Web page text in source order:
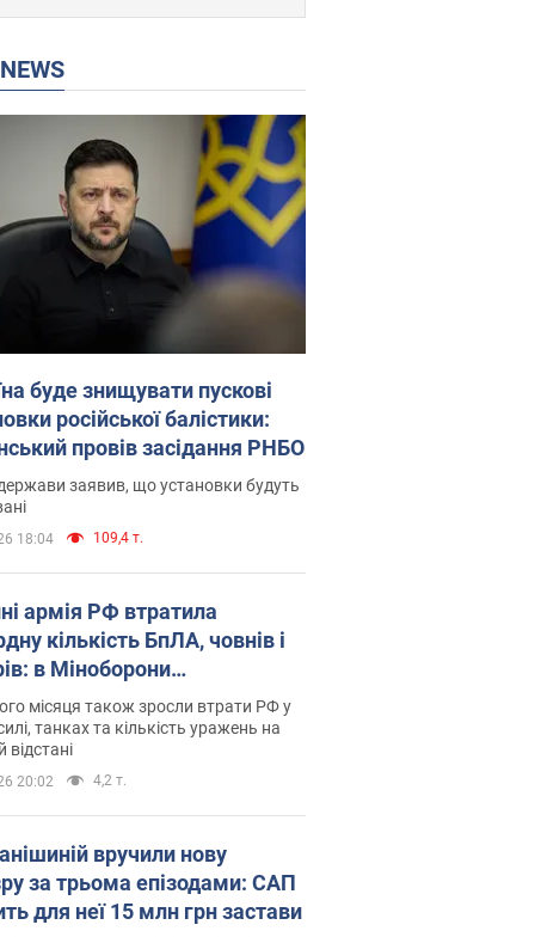
NEWS
буде знищувати пускові
російської балістики:
провів засідання РНБО
заявив, що установки будуть
18:04 109,4 т.
армія РФ втратила
кількість БпЛА, човнів і
в Міноборони
статистику
місяця також зросли втрати РФ у
танках та кількість уражень на
відстані
20:02 4,2 т.
вручили нову
за трьома епізодами: САП
для неї 15 млн грн застави